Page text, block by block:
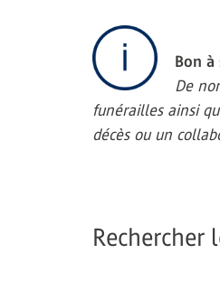
Bon à
De
funérailles ainsi
décès ou un
Rechercher